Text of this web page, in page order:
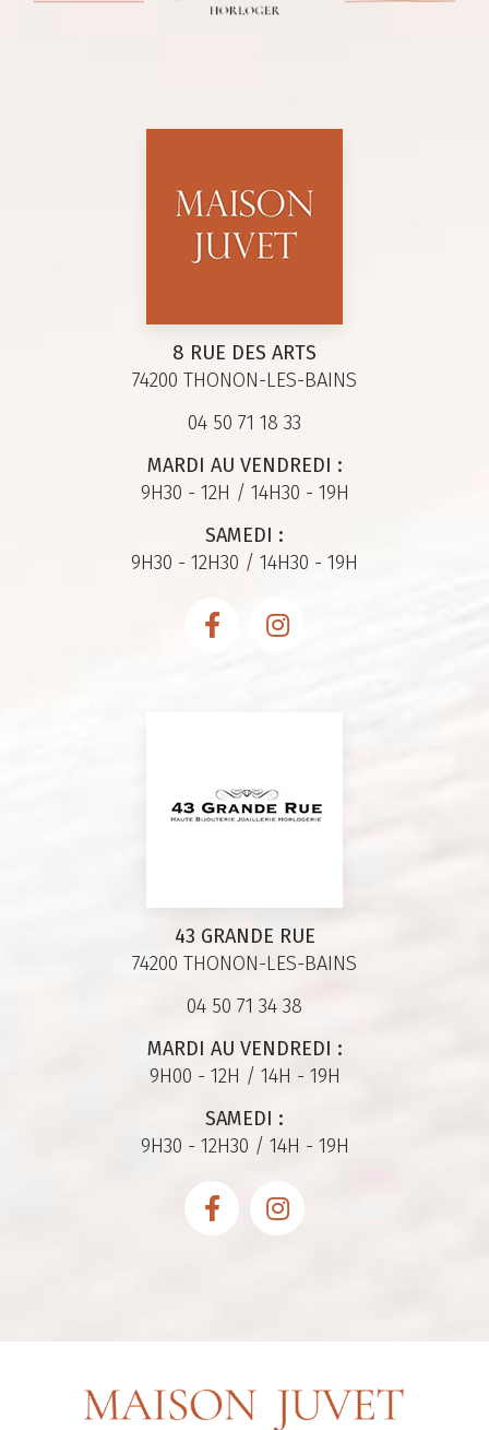
8 RUE DES ARTS
74200 THONON-LES-BAINS
04 50 71 18 33
MARDI AU VENDREDI :
9H30 - 12H / 14H30 - 19H
SAMEDI :
9H30 - 12H30 / 14H30 - 19H
43 GRANDE RUE
74200 THONON-LES-BAINS
04 50 71 34 38
MARDI AU VENDREDI :
9H00 - 12H / 14H - 19H
SAMEDI :
9H30 - 12H30 / 14H - 19H